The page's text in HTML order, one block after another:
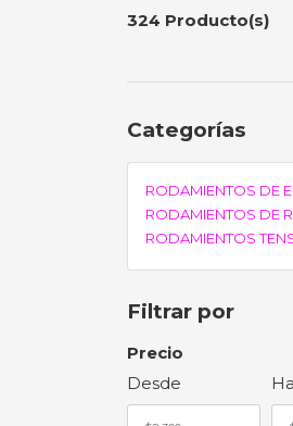
324 Producto(s)
Categorías
RODAMIENTOS DE
RODAMIENTOS DE
RODAMIENTOS
Filtrar por
Precio
Desde